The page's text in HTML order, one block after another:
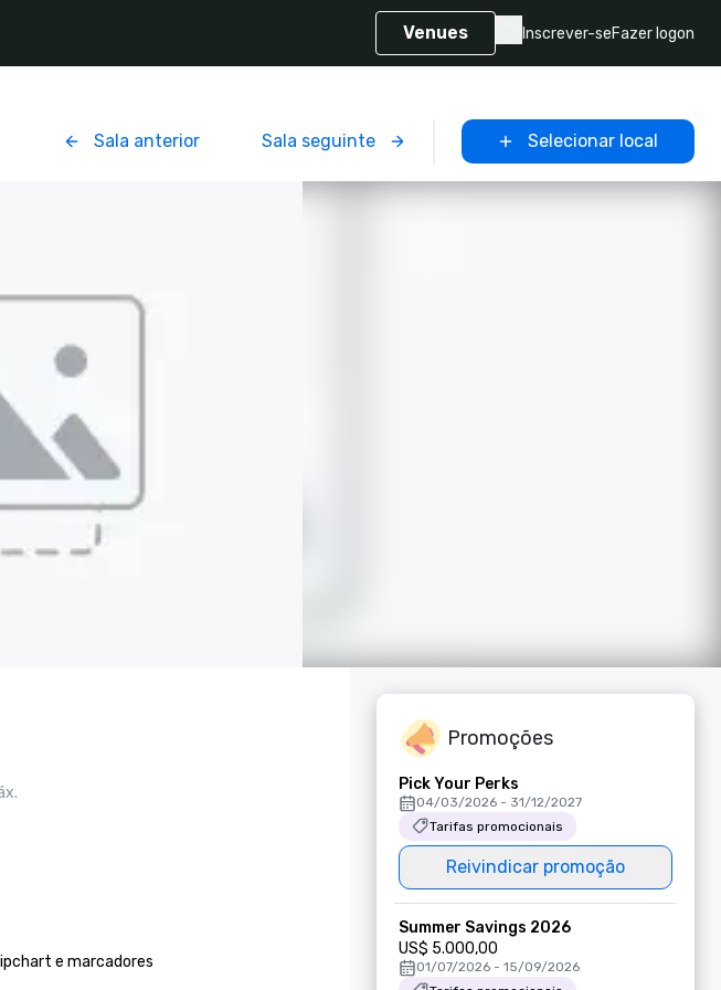
Venues Inscrever-seFazer logon
Sala anterior Sala seguinte Selecionar local
e marcadores
Promoções
Pick Your Perks
04/03/2026 - 31/12/2027
Tarifas promocionais
Reivindicar promoção
Summer Savings 2026
US$ 5.000,00
01/07/2026 - 15/09/2026